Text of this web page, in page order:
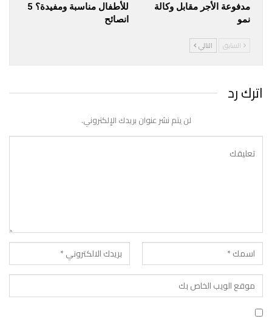
مدفوعة الأجر مقابل وكالة
نمو
للأطفال مناسبة ومفيدة؟ 5
انصائح
السابق التالي
اترك رد
لن يتم نشر عنوان بريدك الإلكتروني.